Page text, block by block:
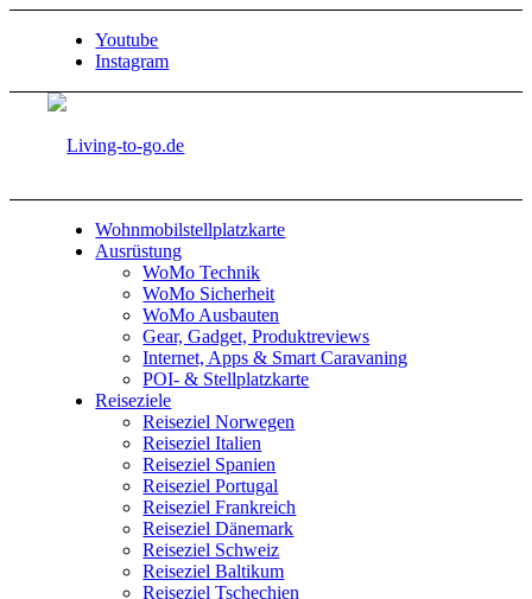
Youtube
Instagram
Wohnmobilstellplatzkarte
Ausrüstung
WoMo Technik
WoMo Sicherheit
WoMo Ausbauten
Gear, Gadget, Produktreviews
Internet, Apps & Smart Caravaning
POI- & Stellplatzkarte
Reiseziele
Reiseziel Norwegen
Reiseziel Italien
Reiseziel Spanien
Reiseziel Portugal
Reiseziel Frankreich
Reiseziel Dänemark
Reiseziel Schweiz
Reiseziel Baltikum
Reiseziel Tschechien